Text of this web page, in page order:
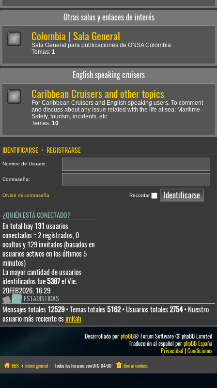
Otras salas y enlaces de interés
Colombia | Sala General
Sala General para publicaciones de ONSA Colombia
Temas: 1
English speaking cruisers
Caribbean Cruisers and other topics
For Caribbean Cruisers and English speaking users. To comment
and discuss about any issue related with the life at sea: Maritime
Safety, tourism, incidents, etc.
Temas: 10
IDENTIFICARSE • REGISTRARSE
Nombre de Usuario:
Contraseña:
Olvidé mi contraseña Recordar
¿QUIÉN ESTÁ CONECTADO?
En total hay 131 usuarios
conectados :: 2 registrados, 0
ocultos y 129 invitados (basados en
usuarios activos en los últimos 5
minutos)
La mayor cantidad de usuarios
identificados fue5387el Vie.
20FEB2026, 16:29
ESTADÍSTICAS
Mensajes totales 12529• Temas totales5162• Usuarios totales2754• Nuestro
usuario más reciente es jmKah
Desarrollado porphpBB® Forum Software © phpBB Limited
Traducción al español porphpBB España
Privacidad| Condiciones
BBS Índice general Todos los horarios sonUTC-04:00 Borrar cookies